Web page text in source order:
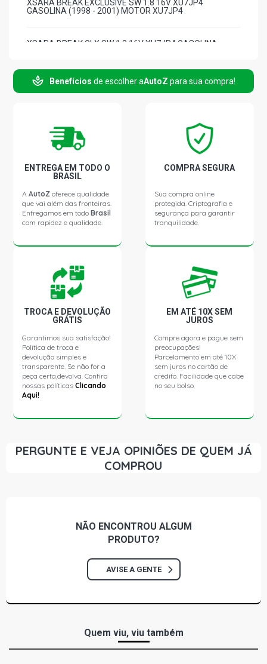
XSARA BREAK EXCLUSIVE SW 1.8 16V XU7JP4
GASOLINA (1998 - 2001) MOTOR XU7JP4
XSARA BREAK GLX SW 1.8 16V XU7JP4 GASOLINA
ZX FURIO HATCH 1.8 16V XU7JP4 GASOLINA (1995 -
1998)
306 CABRIOLET CONVERSIVEL 1.8 16V GASOLINA (1997
- 1998) MOTOR XU7JP4
306 PASSION HATCH 1.8 16V GASOLINA (1998 - 2001)
MOTOR XU7JP4
306 RALLYE HATCH 1.8 16V GASOLINA (1998 - 2001)
MOTOR XU7JP4
306 SELECTION HATCH 1.8 16V GASOLINA (1998 - 2000)
306 SOLEIL HATCH 1.8 16V GASOLINA (2000 - 2001)
MOTOR XU7JP4
XU7JP4
306 PASSION SEDAN 1.8 16V GASOLINA (1998 - 2001)
MOTOR XU7JP4
306 SELECTION SEDAN 1.8 16V GASOLINA (1998 - 2000)
306 SOLEIL SEDAN 1.8 16V GASOLINA (1999 - 2001)
306 BREAK SOLEIL SW 1.8 16V GASOLINA (2000 - 2001)
Benefícios de escolher aAutoZ para sua compra!
ENTREGA EM TODO O
BRASIL
AAutoZ oferece qualidade
que vai além das fronteiras.
Entregamos em todoBrasil
com rapidez e qualidade.
COMPRA SEGURA
Sua compra online
protegida. Criptografia e
segurança para garantir
tranquilidade.
TROCA E DEVOLUÇÃO
GRÁTIS
Garantimos sua satisfação!
Política de troca e
devolução simples e
transparente. Se não for a
peça certa,devolva. Confira
nossas políticasClicando
Aqui!
EM ATÉ 10X SEM
JUROS
Compre agora e pague sem
preocupações!
Parcelamento em até 10X
sem juros no cartão de
crédito. Facilidade que cabe
no seu bolso.
PERGUNTE E VEJA OPINIÕES DE QUEM JÁ
COMPROU
NÃO ENCONTROU ALGUM
PRODUTO?
AVISE A GENTE
Quem viu, viu também